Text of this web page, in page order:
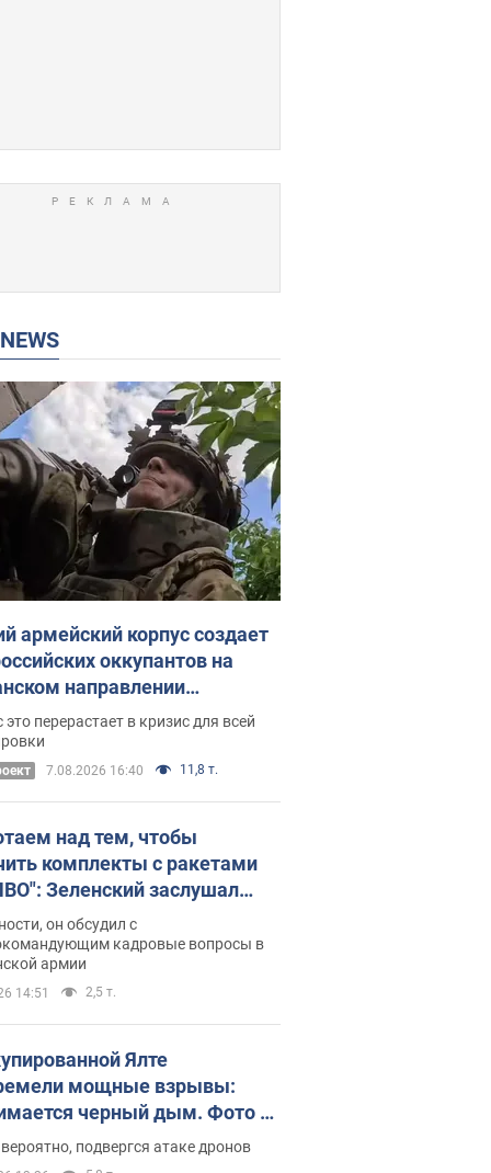
NEWS
армейский корпус создает
оккупантов на
направлении
дискомфорт: как это
это перерастает в кризис для всей
7.08.2026 16:40 11,8 т.
над тем, чтобы
комплекты с ракетами
Зеленский заслушал
Драпатого и объявил о
мерах
он обсудил с
кадровые вопросы в
армии
14:51 2,5 т.
Ялте
мощные взрывы:
черный дым. Фото и
подвергся атаке дронов